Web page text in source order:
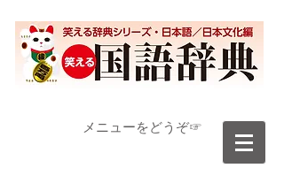
​メニューをどうぞ☞